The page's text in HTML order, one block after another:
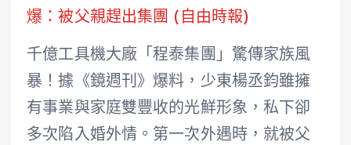
爆：被父親趕出集團 (自由時報)
千億工具機大廠「程泰集團」驚傳家族風
暴！據《鏡週刊》爆料，少東楊丞鈞雖擁
有事業與家庭雙豐收的光鮮形象，私下卻
多次陷入婚外情。第一次外遇時，就被父